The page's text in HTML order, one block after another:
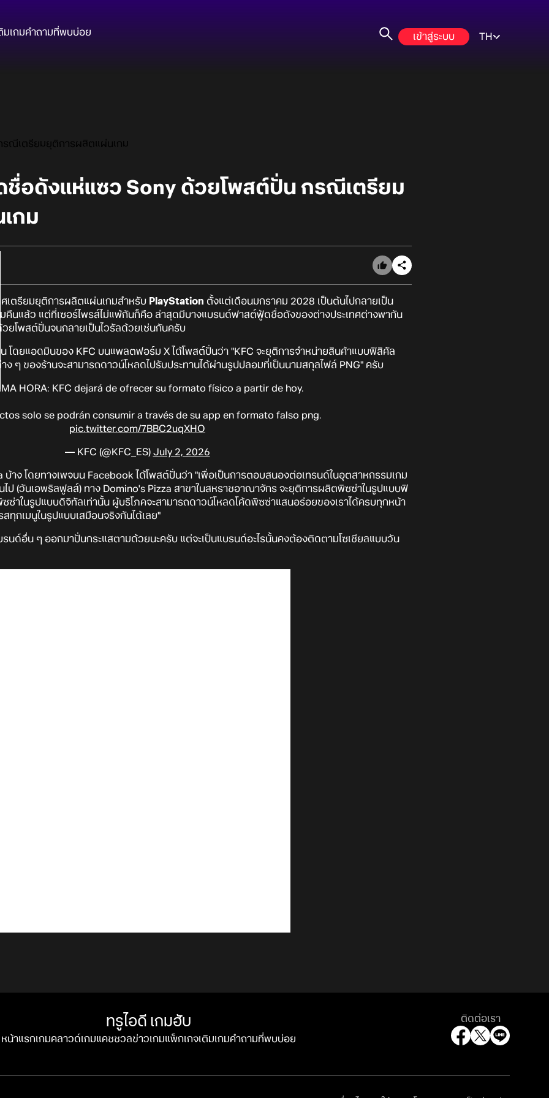
มเกมคำถามที่พบบ่อย เข้าสู่ระบบ TH
ณีเตรียมยุติการผลิตแผ่นเกม
อดังแห่แซว Sony ด้วยโพสต์ปั่น กรณีเตรียม
กม
เตรียมยุติการผลิตแผ่นเกมสำหรับ PlayStation ตั้งแต่เดือนมกราคม 2028 เป็นต้นไปกลายเป็น
มคืนแล้ว แต่ที่เซอร์ไพรส์ไม่แพ้กันก็คือ ล่าสุดมีบางแบรนด์ฟาสต์ฟู้ดชื่อดังของต่างประเทศต่างพากัน
วยโพสต์ปั่นจนกลายเป็นไวรัลด้วยเช่นกันครับ
อน โดยแอดมินของ KFC บนแพลตฟอร์ม X ได้โพสต์ปั่นว่า "KFC จะยุติการจำหน่ายสินค้าแบบฟิสิคัล
ง ๆ ของร้านจะสามารถดาวน์โหลดไปรับประทานได้ผ่านรูปปลอมที่เป็นนามสกุลไฟล์ PNG" ครับ
HORA: KFC dejará de ofrecer su formato físico a partir de hoy.
solo se podrán consumir a través de su app en formato falso png.
pic.twitter.com/7BBC2uqXHO
— KFC (@KFC_ES) July 2, 2026
บ้าง โดยทางเพจบน Facebook ได้โพสต์ปั่นว่า "เพื่อเป็นการตอบสนองต่อเทรนด์ในอุตสาหกรรมเกม
ไป (วันเอพริลฟูลส์) ทาง Domino's Pizza สาขาในสหราชอาณาจักร จะยุติการผลิตพิซซ่าในรูปแบบฟิ
ซ่าในรูปแบบดิจิทัลเท่านั้น ผู้บริโภคจะสามารถดาวน์โหลดโค้ดพิซซ่าแสนอร่อยของเราได้ครบทุกหน้า
ทุกเมนูในรูปแบบเสมือนจริงกันได้เลย"
รนด์อื่น ๆ ออกมาปั่นกระแสตามด้วยนะครับ แต่จะเป็นแบรนด์อะไรนั้นคงต้องติดตามโซเชียลแบบวัน
ทรูไอดี เกมฮับ
หน้าแรกเกมคลาวด์เกมแคชชวลข่าวเกมแพ็กเกจเติมเกมคำถามที่พบบ่อย
ติดต่อเรา